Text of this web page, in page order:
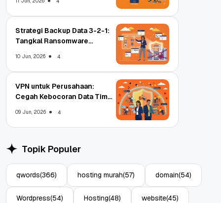
4
Strategi Backup Data 3-2-1:
Tangkal Ransomware
10 Jun, 2026 4
VPN untuk Perusahaan:
Cegah Kebocoran Data Tim
09 Jun, 2026 4
Topik Populer
qwords(366) hosting murah(57) domain(54)
Wordpress(54) Hosting(48) website(45)